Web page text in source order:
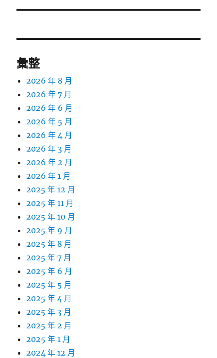
章:
彙整
2026 年 8 月
2026 年 7 月
2026 年 6 月
2026 年 5 月
2026 年 4 月
2026 年 3 月
2026 年 2 月
2026 年 1 月
2025 年 12 月
2025 年 11 月
2025 年 10 月
2025 年 9 月
2025 年 8 月
2025 年 7 月
2025 年 6 月
2025 年 5 月
2025 年 4 月
2025 年 3 月
2025 年 2 月
2025 年 1 月
2024 年 12 月